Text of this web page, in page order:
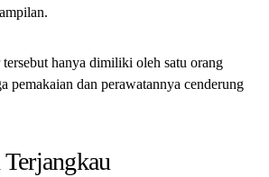
hanya dimiliki oleh satu orang
pemakaian dan perawatannya cenderung